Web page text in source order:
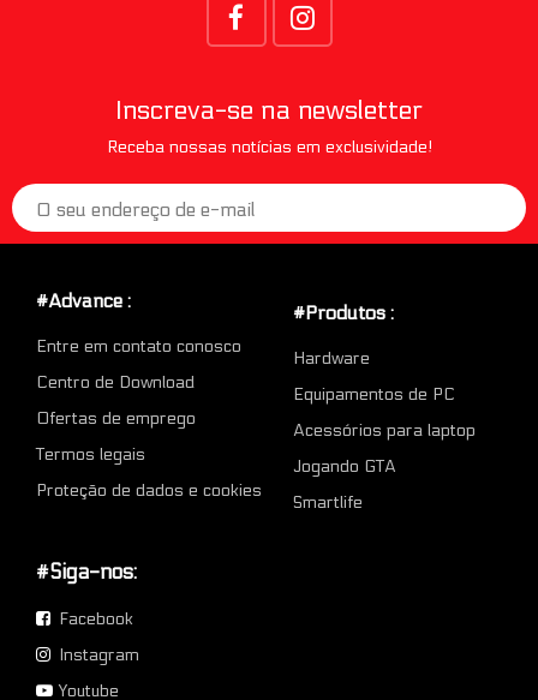
Inscreva-se na newsletter
Receba nossas notícias em exclusividade!
#Advance :
Entre em contato conosco
Centro de Download
Ofertas de emprego
Termos legais
Proteção de dados e cookies
#Produtos :
Hardware
Equipamentos de PC
Acessórios para laptop
Jogando GTA
Smartlife
#Siga-nos:
Facebook
Instagram
Youtube